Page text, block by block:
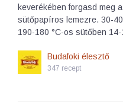
keverékében forgasd meg
sütőpapíros lemezre. 30-
190-180 °C-os sütőben
Budafoki élesztő
347 recept